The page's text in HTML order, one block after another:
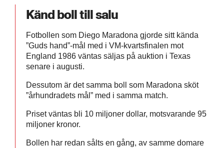
Känd boll till salu
Fotbollen som Diego Maradona gjorde sitt kända
”Guds hand”-mål med i VM-kvartsfinalen mot
England 1986 väntas säljas på auktion i Texas
senare i augusti.
Dessutom är det samma boll som Maradona sköt
”århundradets mål” med i samma match.
Priset väntas bli 10 miljoner dollar, motsvarande 95
miljoner kronor.
Bollen har redan sålts en gång, av samme domare